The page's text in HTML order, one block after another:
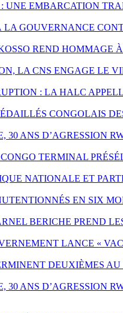
UNE EMBARCATION
LA GOUVERNANCE
REND HOMMAGE
LA CNS ENGAGE LE
: LA HALC
CONGOLAIS
30 ANS D’AGRESSION
TERMINAL
NATIONALE ET
EN SIX
BERICHE PREND
LANCE «
DEUXIÈMES
30 ANS D’AGRESSION